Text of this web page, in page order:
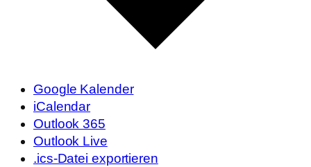
Google Kalender
iCalendar
Outlook 365
Outlook Live
.ics-Datei exportieren